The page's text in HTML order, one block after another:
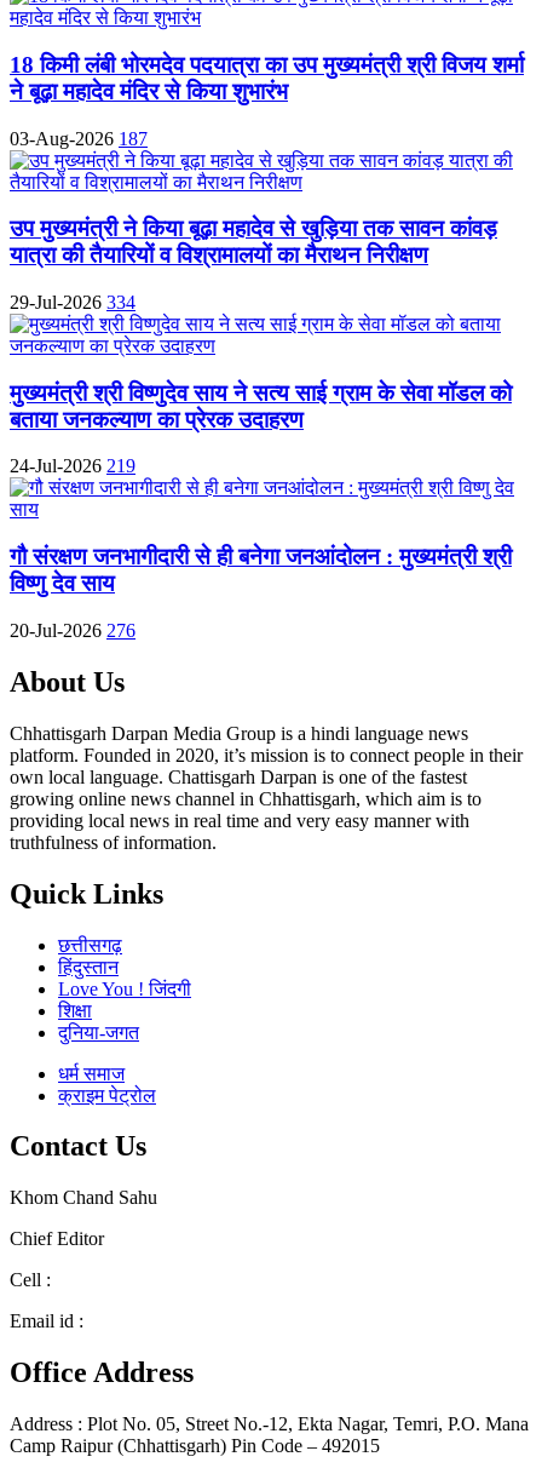
18 किमी लंबी भोरमदेव पदयात्रा का उप मुख्यमंत्री श्री विजय शर्मा
ने बूढ़ा महादेव मंदिर से किया शुभारंभ
03-Aug-2026 187
उप मुख्यमंत्री ने किया बूढ़ा महादेव से खुड़िया तक सावन कांवड़
यात्रा की तैयारियों व विश्रामालयों का मैराथन निरीक्षण
29-Jul-2026 334
मुख्यमंत्री श्री विष्णुदेव साय ने सत्य साई ग्राम के सेवा मॉडल को
बताया जनकल्याण का प्रेरक उदाहरण
24-Jul-2026 219
गौ संरक्षण जनभागीदारी से ही बनेगा जनआंदोलन : मुख्यमंत्री श्री
विष्णु देव साय
20-Jul-2026 276
About Us
Chhattisgarh Darpan Media Group is a hindi language news
platform. Founded in 2020, it’s mission is to connect people in their
own local language. Chattisgarh Darpan is one of the fastest
growing online news channel in Chhattisgarh, which aim is to
providing local news in real time and very easy manner with
truthfulness of information.
Quick Links
छत्तीसगढ़
हिंदुस्तान
Love You ! जिंदगी
शिक्षा
दुनिया-जगत
धर्म समाज
क्राइम पेट्रोल
Contact Us
Khom Chand Sahu
Chief Editor
Cell :
Email id :
Office Address
Address : Plot No. 05, Street No.-12, Ekta Nagar, Temri, P.O. Mana
Camp Raipur (Chhattisgarh) Pin Code – 492015